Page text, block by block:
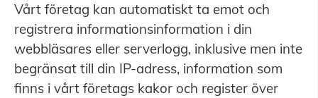
Vårt företag kan automatiskt ta emot och
registrera informationsinformation i din
webbläsares eller serverlogg, inklusive men inte
begränsat till din IP-adress, information som
finns i vårt företags kakor och register över